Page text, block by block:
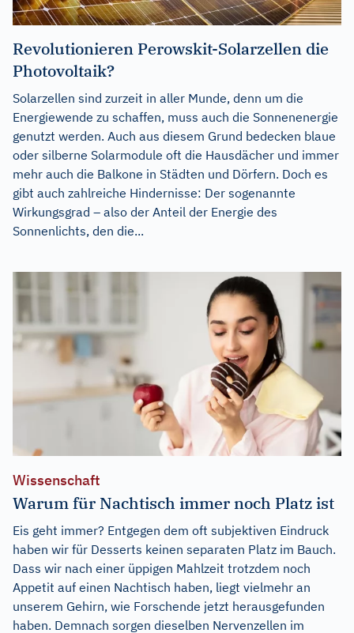
Revolutionieren Perowskit-Solarzellen die
Photovoltaik?
Solarzellen sind zurzeit in aller Munde, denn um die
Energiewende zu schaffen, muss auch die Sonnenenergie
genutzt werden. Auch aus diesem Grund bedecken blaue
oder silberne Solarmodule oft die Hausdächer und immer
mehr auch die Balkone in Städten und Dörfern. Doch es
gibt auch zahlreiche Hindernisse: Der sogenannte
Wirkungsgrad – also der Anteil der Energie des
Sonnenlichts, den die...
Wissenschaft
Warum für Nachtisch immer noch Platz ist
Eis geht immer? Entgegen dem oft subjektiven Eindruck
haben wir für Desserts keinen separaten Platz im Bauch.
Dass wir nach einer üppigen Mahlzeit trotzdem noch
Appetit auf einen Nachtisch haben, liegt vielmehr an
unserem Gehirn, wie Forschende jetzt herausgefunden
haben. Demnach sorgen dieselben Nervenzellen im